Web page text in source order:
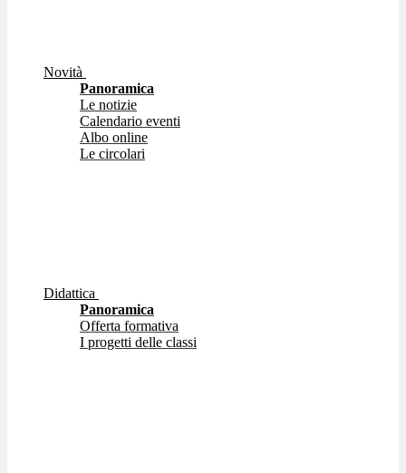
Novità
Panoramica
Le notizie
Calendario eventi
Albo online
Le circolari
Didattica
Panoramica
Offerta formativa
I progetti delle classi